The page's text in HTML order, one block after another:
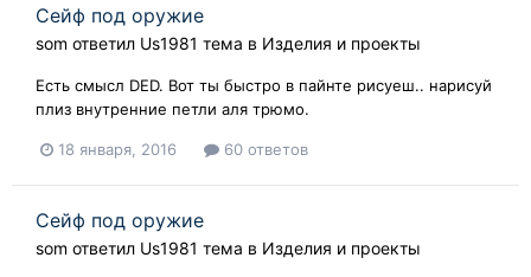
Сейф под оружие
som ответил Us1981 тема в Изделия и проекты
Есть смысл DED. Вот ты быстро в пайнте рисуеш.. нарисуй
плиз внутренние петли аля трюмо.
18 января, 2016 60 ответов
Сейф под оружие
som ответил Us1981 тема в Изделия и проекты